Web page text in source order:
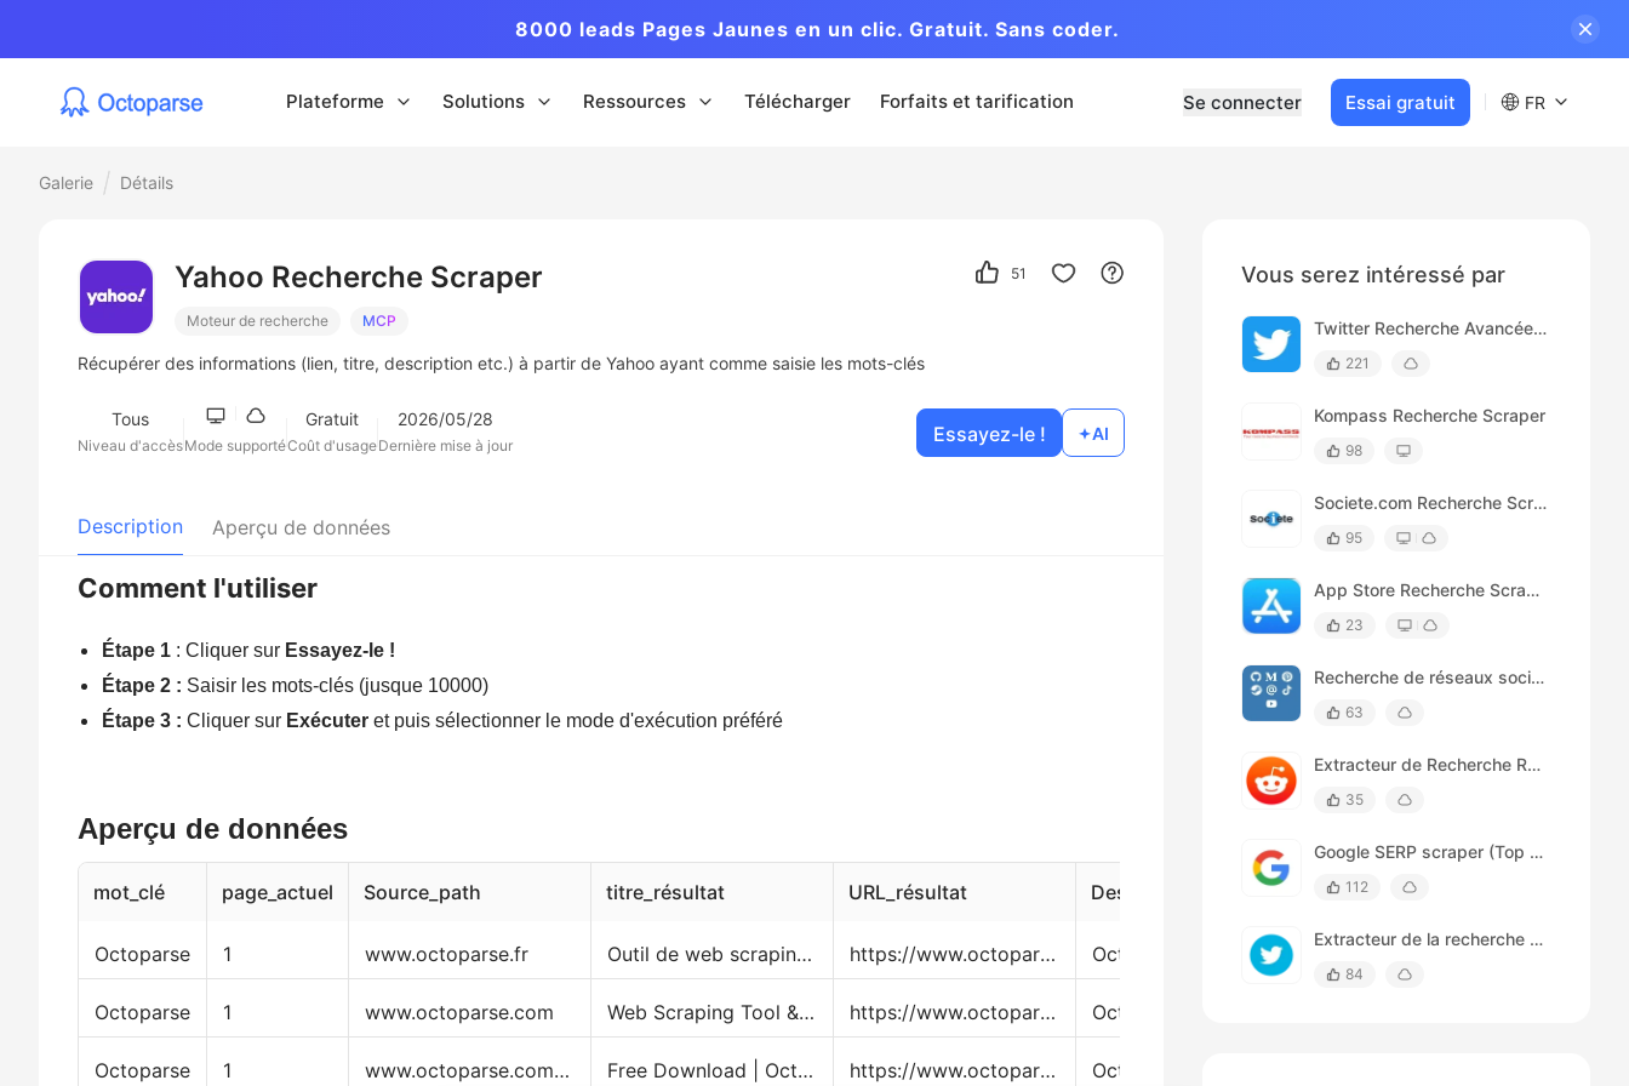
8000 leads Pages Jaunes en un clic. Gratuit. Sans coder.
Plateforme Solutions Ressources Télécharger Forfaits et tarification Se connecter Essai gratuit FR
Galerie Détails
Yahoo Recherche Scraper
Moteur de recherche MCP
51
Récupérer des informations (lien, titre, description etc.) à partir de Yahoo ayant comme saisie les mots-clés
Tous
Niveau d'accèsMode supporté
Gratuit
Coût d'usage
2026/05/28
Dernière mise à jour Essayez-le ! AI
Description Aperçu de données
Comment l'utiliser
Étape 1 : Cliquer sur Essayez-le !
Étape 2 : Saisir les mots-clés (jusque 10000)
Étape 3 : Cliquer sur Exécuter et puis sélectionner le mode d'exécution préféré
Aperçu de données
mot_clé page_actuel Source_path titre_résultat URL_résultat Description
Octoparse 1 www.octoparse.fr Outil de web scraping & crawler gratuit | Octoparse https://www.octoparse.fr/ Octoparse est une solution no-code de web scraping qui vous permet de transformer des pages Web en données structurées. Découvrez ses fonctionnalités, ses modèles prêts-à-l'emploi, son assistant IA et son support OpenAPI.
Octoparse 1 www.octoparse.com Web Scraping Tool & Free Web Crawlers | Octoparse https://www.octoparse.com/
Octoparse 1 www.octoparse.com › download Free Download | Octoparse https://www.octoparse.com/download
Vous serez intéressé par
Twitter Recherche Avancée Scraper
221
Kompass Recherche Scraper
98
Societe.com Recherche Scraper
95
App Store Recherche Scraper
23
Recherche de réseaux sociaux
63
Extracteur de Recherche Reddit
35
Google SERP scraper (Top 5 results)
112
Extracteur de la recherche de personnes sur Twitter
84